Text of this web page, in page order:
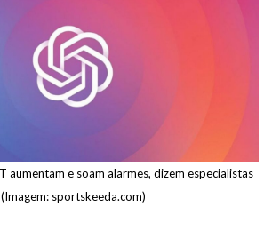
aumentam e soam alarmes, dizem especialistas
(Imagem: sportskeeda.com)